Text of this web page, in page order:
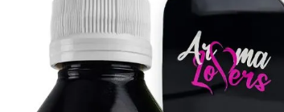
º
º
118
9º